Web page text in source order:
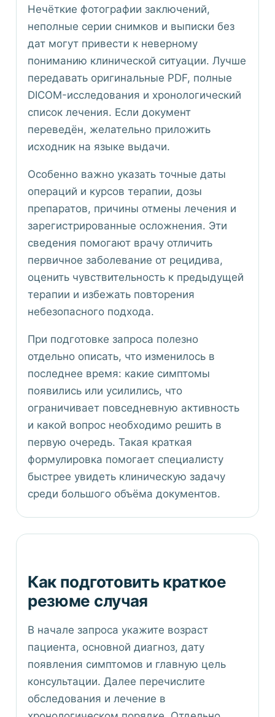
Нечёткие фотографии заключений,
неполные серии снимков и выписки без
дат могут привести к неверному
пониманию клинической ситуации. Лучше
передавать оригинальные PDF, полные
DICOM-исследования и хронологический
список лечения. Если документ
переведён, желательно приложить
исходник на языке выдачи.
Особенно важно указать точные даты
операций и курсов терапии, дозы
препаратов, причины отмены лечения и
зарегистрированные осложнения. Эти
сведения помогают врачу отличить
первичное заболевание от рецидива,
оценить чувствительность к предыдущей
терапии и избежать повторения
небезопасного подхода.
При подготовке запроса полезно
отдельно описать, что изменилось в
последнее время: какие симптомы
появились или усилились, что
ограничивает повседневную активность
и какой вопрос необходимо решить в
первую очередь. Такая краткая
формулировка помогает специалисту
быстрее увидеть клиническую задачу
среди большого объёма документов.
Как подготовить краткое
резюме случая
В начале запроса укажите возраст
пациента, основной диагноз, дату
появления симптомов и главную цель
консультации. Далее перечислите
обследования и лечение в